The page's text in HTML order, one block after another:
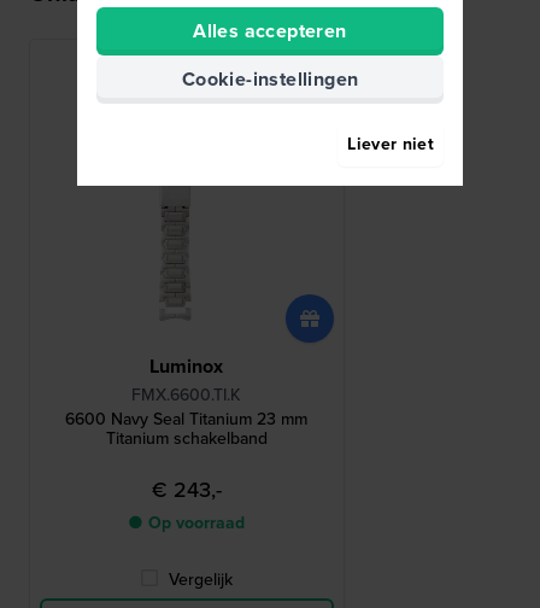
Luminox
FMX.6600.TI.K
6600 Navy Seal Titanium 23 mm
Titanium schakelband
€ 243,-
● Op voorraad
Vergelijk
Alles accepteren
Cookie-instellingen
Liever niet